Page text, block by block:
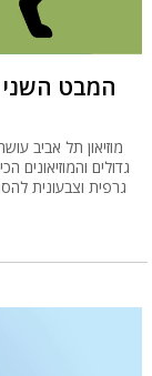
המבט
מוזיאון תל אביב
גדולים
גרפית וצבעונית